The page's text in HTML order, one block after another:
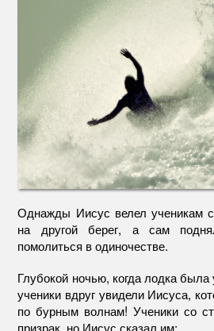
Однажды Иисус велел ученикам
на другой берег, а сам
помолиться в одиночестве.
Глубокой ночью, когда лодка
ученики вдруг увидели Иисуса,
по бурным волнам! Ученики со
призрак, но Иисус сказал им: